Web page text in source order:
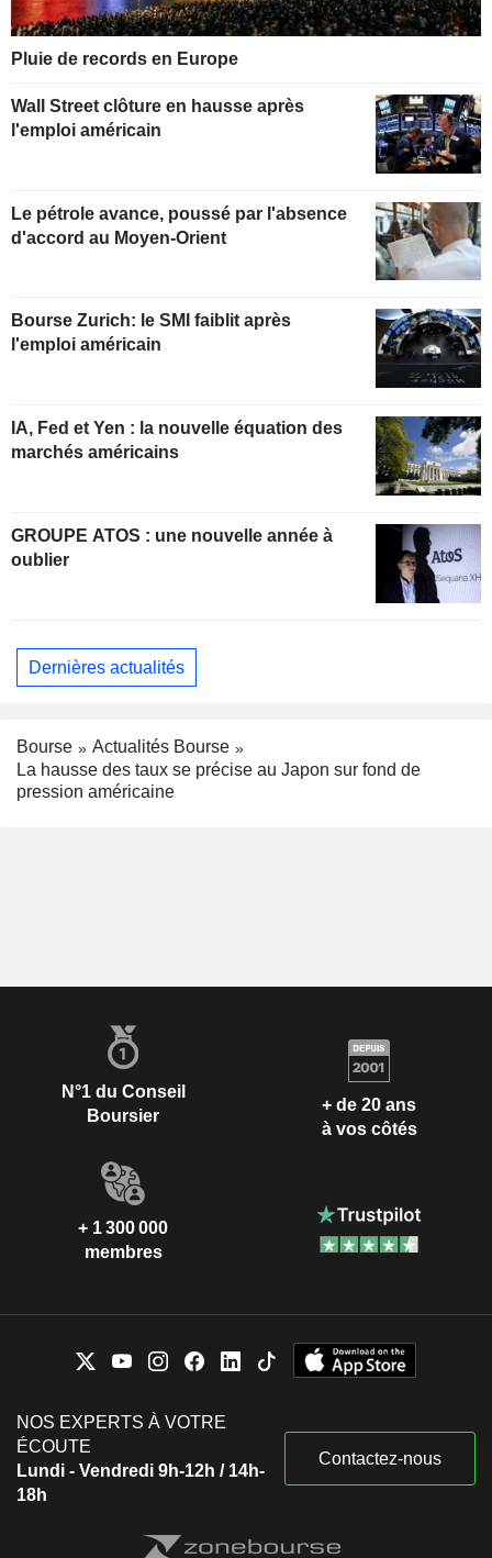
Pluie de records en Europe
Wall Street clôture en hausse après
l'emploi américain
Le pétrole avance, poussé par l'absence
d'accord au Moyen-Orient
Bourse Zurich: le SMI faiblit après
l'emploi américain
IA, Fed et Yen : la nouvelle équation des
marchés américains
GROUPE ATOS : une nouvelle année à
oublier
Dernières actualités
Bourse
Actualités Bourse
La hausse des taux se précise au Japon sur fond de
pression américaine
N°1 du Conseil
Boursier
+ de 20 ans
à vos côtés
+ 1 300 000
membres
NOS EXPERTS À VOTRE
ÉCOUTE
Lundi - Vendredi 9h-12h / 14h-
18h
Contactez-nous